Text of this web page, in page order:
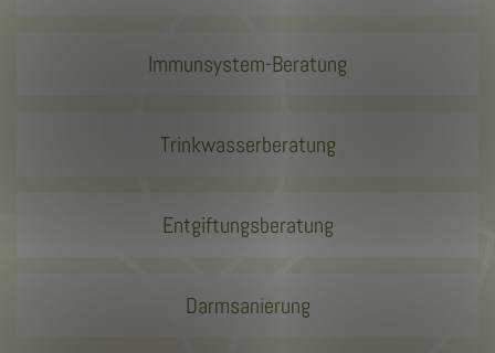
Immunsystem-Beratung
Trinkwasserberatung
Entgiftungsberatung
Darmsanierung